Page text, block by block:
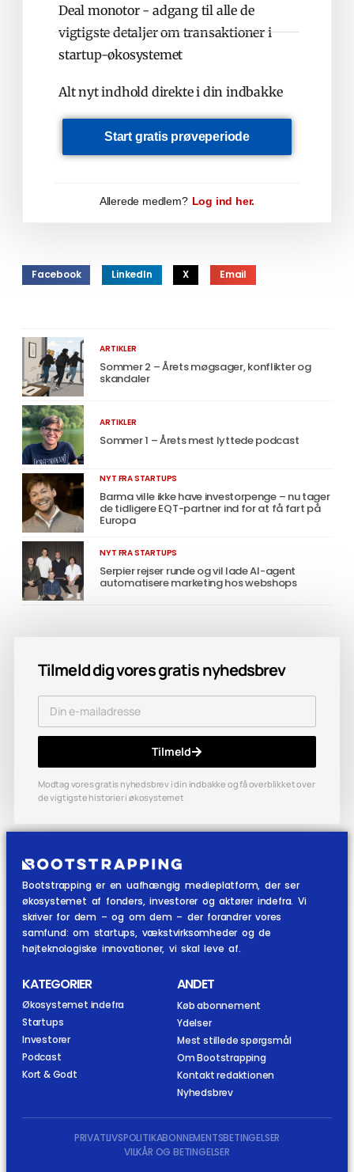
Deal monotor - adgang til alle de
vigtigste detaljer om transaktioner i
startup-økosystemet
Alt nyt indhold direkte i din indbakke
Start gratis prøveperiode
Allerede medlem? Log ind her.
Facebook LinkedIn X Email
ARTIKLER
Sommer 2 – Årets møgsager, konflikter og
skandaler
ARTIKLER
Sommer 1 – Årets mest lyttede podcast
NYT FRA STARTUPS
Barma ville ikke have investorpenge – nu tager
de tidligere EQT-partner ind for at få fart på
Europa
NYT FRA STARTUPS
Serpier rejser runde og vil lade AI-agent
automatisere marketing hos webshops
Tilmeld dig vores gratis nyhedsbrev
Tilmeld
Modtag vores gratis nyhedsbrev i din indbakke og få overblikket over
de vigtigste historier i økosystemet
Bootstrapping er en uafhængig medieplatform, der ser
økosystemet af fonders, investorer og aktører indefra. Vi
skriver for dem – og om dem – der forandrer vores
samfund: om startups, vækstvirksomheder og de
højteknologiske innovationer, vi skal leve af.
KATEGORIER
Økosystemet indefra
Startups
Investorer
Podcast
Kort & Godt
ANDET
Køb abonnement
Ydelser
Mest stillede spørgsmål
Om Bootstrapping
Kontakt redaktionen
Nyhedsbrev
PRIVATLIVSPOLITIKABONNEMENTSBETINGELSER
VILKÅR OG BETINGELSER